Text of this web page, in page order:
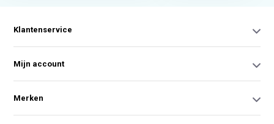
Klantenservice
Mijn account
Merken